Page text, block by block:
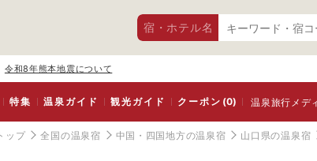
宿・ホテル名
令和8年熊本地震について
特集 温泉ガイド 観光ガイド クーポン(0) 温泉旅行メデ
ップ 全国の温泉宿 中国・四国地方の温泉宿 山口県の温泉宿